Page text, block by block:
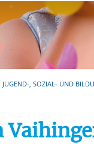
Details finden
dass alle
auswählen.
entscheiden und
etwaige Einwilligung
berechtigter
JUGEND-, SOZIAL- UND